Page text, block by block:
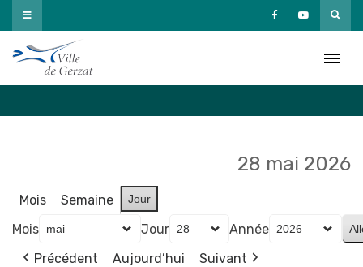
Passer
au
contenu
28 mai 2026
Mois Semaine Jour
Mois Jour
Année
Précédent
Aujourd’hui Suivant